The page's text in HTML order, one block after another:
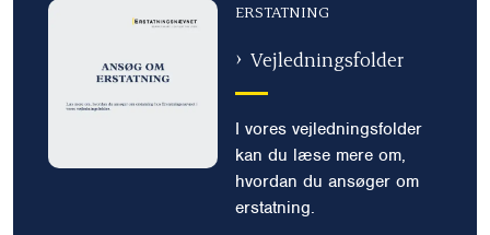
ERSTATNING
Vejledningsfolder
I vores vejledningsfolder
kan du læse mere om,
hvordan du ansøger om
erstatning.